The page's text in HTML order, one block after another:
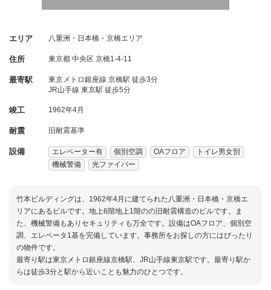
エリア 八重洲・日本橋・京橋エリア
住所 東京都 中央区 京橋1-4-11
最寄駅
東京メトロ銀座線 京橋駅 徒歩3分
JR山手線 東京駅 徒歩5分
竣工 1962年4月
耐震 旧耐震基準
設備 エレベーター有 個別空調 OAフロア
トイレ男女別
機械警備
光ファイバー
竹本ビルディングは、1962年4月に建てられた八重洲・日本橋・京橋エ
リアにあるビルです。地上6階地上1階のの旧耐震構造のビルです。ま
た、機械警備もありセキュリティも万全です。設備はOAフロア、個別空
調、エレベータ1基を完備しています。事務所をお探しの方にはぴったり
の物件です。
最寄り駅は東京メトロ銀座線京橋駅、JR山手線東京駅です。最寄り駅か
らは徒歩3分と駅から近いことも魅力のひとつです。